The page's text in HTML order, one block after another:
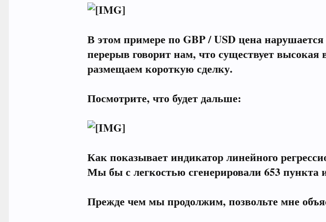
В этом примере по GBP / USD цена
перерыв говорит нам, что существует
размещаем короткую сделку.
Посмотрите, что будет дальше:
Как показывает индикатор линейного
Мы бы с легкостью сгенерировали 653 пункта
Прежде чем мы продолжим, позвольте мне